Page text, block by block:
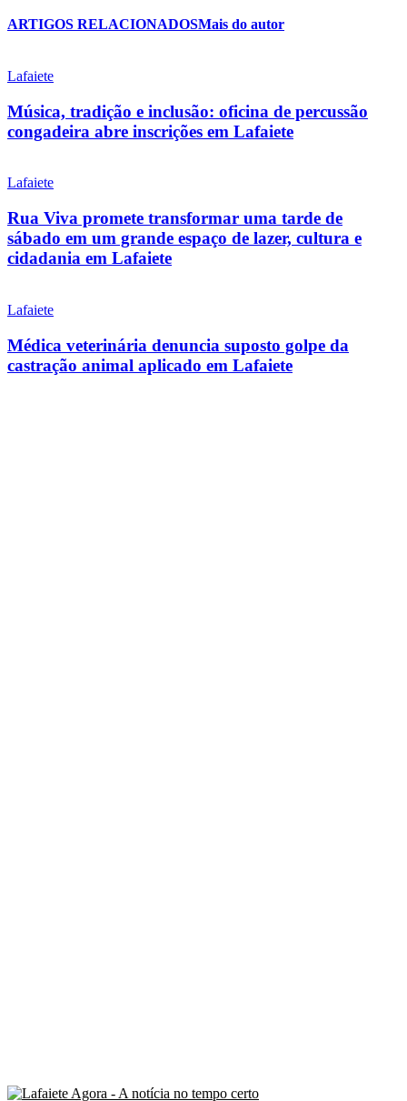
ARTIGOS RELACIONADOSMais do autor
Lafaiete
Música, tradição e inclusão: oficina de percussão
congadeira abre inscrições em Lafaiete
Lafaiete
Rua Viva promete transformar uma tarde de
sábado em um grande espaço de lazer, cultura e
cidadania em Lafaiete
Lafaiete
Médica veterinária denuncia suposto golpe da
castração animal aplicado em Lafaiete